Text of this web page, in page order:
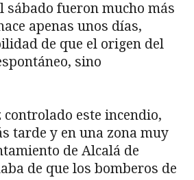
sábado fueron mucho más
apenas unos días,
de que el origen del
sino
controlado este incendio,
tarde y en una zona muy
de Alcalá de
de que los bomberos de